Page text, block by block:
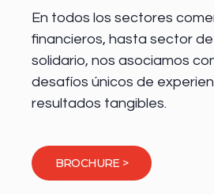
En todos los sectores
financieros, hasta sector
solidario, nos asociamos
desafíos únicos de
resultados tangibles.
BROCHURE >